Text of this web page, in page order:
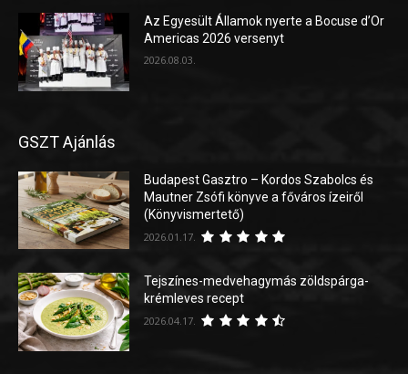
Az Egyesült Államok nyerte a Bocuse d’Or
Americas 2026 versenyt
2026.08.03.
GSZT Ajánlás
Budapest Gasztro – Kordos Szabolcs és
Mautner Zsófi könyve a főváros ízeiről
(Könyvismertető)
2026.01.17.
Tejszínes-medvehagymás zöldspárga-
krémleves recept
2026.04.17.